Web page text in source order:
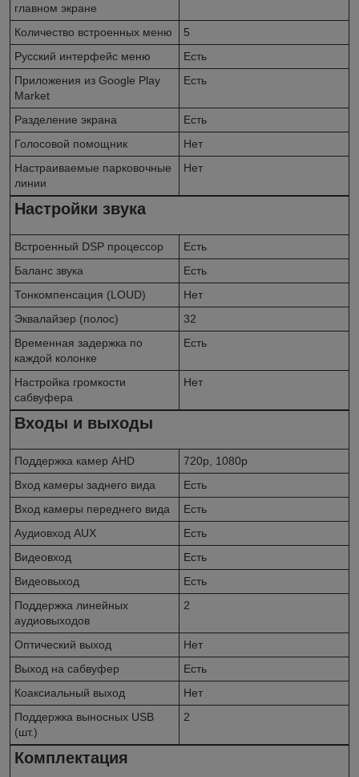
главном экране
Количество встроенных меню
5
Русский интерфейс меню
Есть
Приложения из Google Play
Market
Есть
Разделение экрана
Есть
Голосовой помощник
Нет
Настраиваемые парковочные
линии
Нет
Настройки звука
Встроенный DSP процессор
Есть
Баланс звука
Есть
Тонкомпенсация (LOUD)
Нет
Эквалайзер (полос)
32
Временная задержка по
каждой колонке
Есть
Настройка громкости
сабвуфера
Нет
Входы и выходы
Поддержка камер AHD
720p, 1080p
Вход камеры заднего вида
Есть
Вход камеры переднего вида
Есть
Аудиовход AUX
Есть
Видеовход
Есть
Видеовыход
Есть
Поддержка линейных
аудиовыходов
2
Оптический выход
Нет
Выход на сабвуфер
Есть
Коаксиальный выход
Нет
Поддержка выносных USB
(шт.)
2
Комплектация